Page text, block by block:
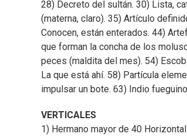
28) Decreto del sultán. 30) Lista,
(materna, claro). 35) Artículo
Conocen, están enterados. 44)
que forman la concha de los
peces (maldita del mes). 54)
La que está ahí. 58) Partícula
impulsar un bote. 63) Indio
VERTICALES
1) Hermano mayor de 40